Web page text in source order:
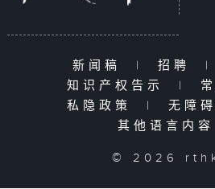
新闻稿 | 招聘 |
知识产权告示
|
私隐政策
| 无障
其他语言内容
© 2026